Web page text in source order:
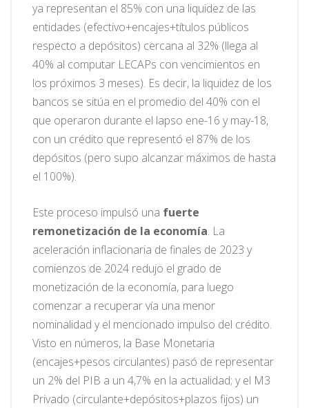
ya representan el 85% con una liquidez de las
entidades (efectivo+encajes+títulos públicos
respecto a depósitos) cercana al 32% (llega al
40% al computar LECAPs con vencimientos en
los próximos 3 meses). Es decir, la liquidez de los
bancos se sitúa en el promedio del 40% con el
que operaron durante el lapso ene-16 y may-18,
con un crédito que representó el 87% de los
depósitos (pero supo alcanzar máximos de hasta
el 100%).
Este proceso impulsó una fuerte
remonetización de la economía. La
aceleración inflacionaria de finales de 2023 y
comienzos de 2024 redujo el grado de
monetización de la economía, para luego
comenzar a recuperar vía una menor
nominalidad y el mencionado impulso del crédito.
Visto en números, la Base Monetaria
(encajes+pesos circulantes) pasó de representar
un 2% del PIB a un 4,7% en la actualidad; y el M3
Privado (circulante+depósitos+plazos fijos) un